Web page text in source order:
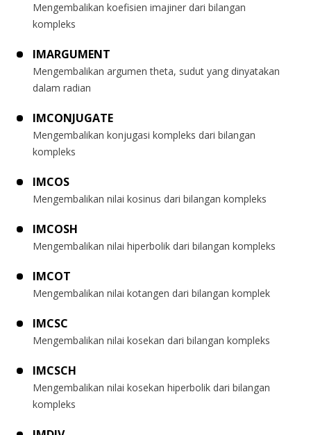
Mengembalikan koefisien imajiner dari bilangan
kompleks
IMARGUMENT
Mengembalikan argumen theta, sudut yang dinyatakan
dalam radian
IMCONJUGATE
Mengembalikan konjugasi kompleks dari bilangan
kompleks
IMCOS
Mengembalikan nilai kosinus dari bilangan kompleks
IMCOSH
Mengembalikan nilai hiperbolik dari bilangan kompleks
IMCOT
Mengembalikan nilai kotangen dari bilangan komplek
IMCSC
Mengembalikan nilai kosekan dari bilangan kompleks
IMCSCH
Mengembalikan nilai kosekan hiperbolik dari bilangan
kompleks